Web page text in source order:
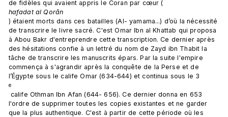
de fidèles qui avaient appris le Coran par cœur (
hafadat al Qorân
) étaient morts dans ces batailles (Al- yamama...) d’où la nécessité
de transcrire le livre sacré. C'est Omar Ibn al Khattab qui proposa
à Abou Bakr d'entreprendre cette transcription. Ce dernier après
des hésitations confie à un lettré du nom de Zayd ibn Thabit la
tâche de transcrire les manuscrits épars. Par la suite l'empire
commença à s'agrandir après la conquête de la Perse et de
l’Égypte sous le calife Omar (634-644) et continua sous le 3
e
l'ordre de supprimer toutes les copies existantes et ne garder
que la plus authentique. C'est à partir de cette période où les